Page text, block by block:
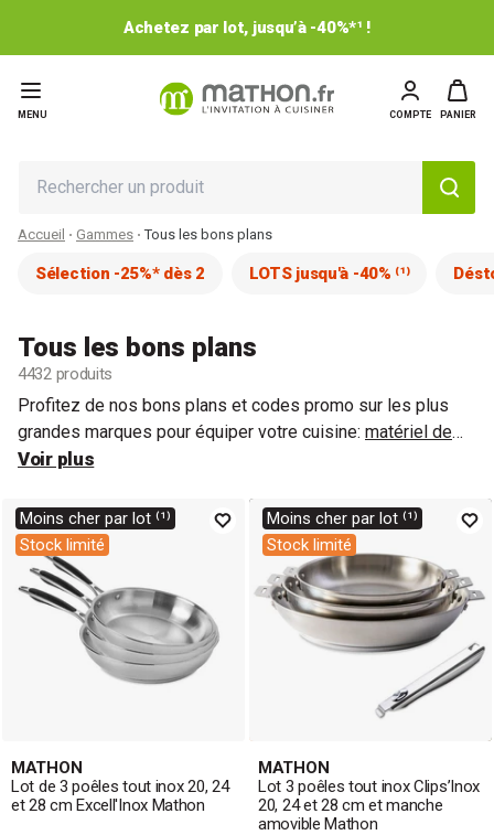
Achetez par lot, jusqu’à -40%*¹ !
MENU COMPTE PANIER
Accueil Gammes Tous les bons plans
Sélection -25%* dès 2 LOTS jusqu'à -40% ⁽¹⁾
Tous les bons plans
4432 produits
Profitez de nos bons plans et codes promo sur les plus
grandes marques pour équiper votre cuisine: matériel de
cuisson,matériel de pâtisserie
Voir plus
Moins cher par lot ⁽¹⁾
Stock limité
MATHON
Lot de 3 poêles tout inox 20, 24
et 28 cm Excell'Inox Mathon
Moins cher par lot ⁽¹⁾
Stock limité
MATHON
Lot 3 poêles tout inox Clips’Inox
20, 24 et 28 cm et manche
amovible Mathon